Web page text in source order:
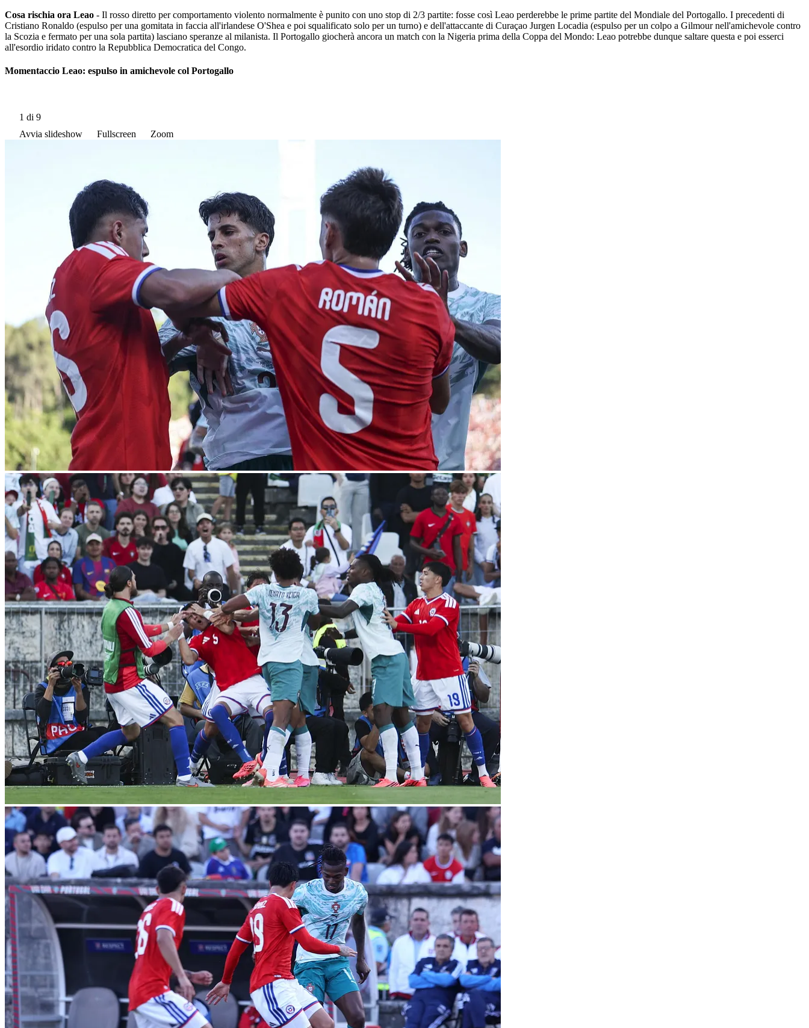
Cosa rischia ora Leao - Il rosso diretto per comportamento violento normalmente è punito con uno stop di 2/3 partite: fosse così Leao perderebbe le prime partite del Mondiale del Portogallo. I precedenti di
Cristiano Ronaldo (espulso per una gomitata in faccia all'irlandese O'Shea e poi squalificato solo per un turno) e dell'attaccante di Curaçao Jurgen Locadia (espulso per un colpo a Gilmour nell'amichevole contro
la Scozia e fermato per una sola partita) lasciano speranze al milanista. Il Portogallo giocherà ancora un match con la Nigeria prima della Coppa del Mondo: Leao potrebbe dunque saltare questa e poi esserci
all'esordio iridato contro la Repubblica Democratica del Congo.
Momentaccio Leao: espulso in amichevole col Portogallo
1 di 9
Avvia slideshow
Fullscreen Zoom